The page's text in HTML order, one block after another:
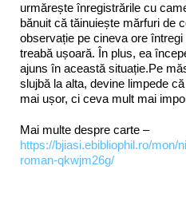
urmărește înregistrările cu
bănuit că tăinuiește mărfuri de
observație pe cineva ore
treabă ușoară. În plus, ea
ajuns în această situație.Pe
slujbă la alta, devine limpede
mai ușor, ci ceva mult mai
Mai multe despre carte –
https://bjiasi.ebibliophil.ro/mon/
roman-qkwjm26g/